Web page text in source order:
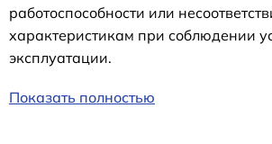
работоспособности или
характеристикам при соблюдении
эксплуатации.
Показать полностью